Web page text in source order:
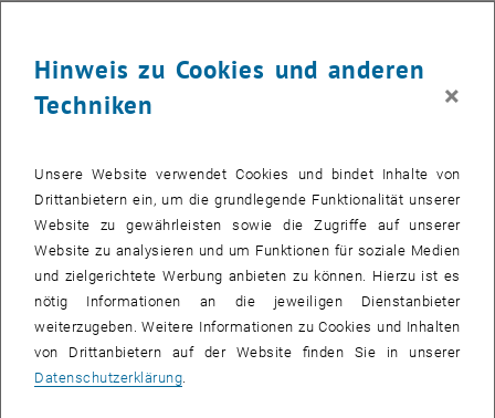
_blank>Mobilkom durchgeführten Qualitätsmessungen, geprüft und
Messverfahrens gegeben.
Das Messfahrzeug
Das Messgerät bzw. die Endgeräte sind über einen Koppler an einer
Hinweis zu Cookies und anderen
Techniken
×
Unsere Website verwendet Cookies und bindet Inhalte von
Drittanbietern ein, um die grundlegende Funktionalität unserer
Website zu gewährleisten sowie die Zugriffe auf unserer
Website zu analysieren und um Funktionen für soziale Medien
und zielgerichtete Werbung anbieten zu können. Hierzu ist es
nötig Informationen an die jeweiligen Dienstanbieter
weiterzugeben. Weitere Informationen zu Cookies und Inhalten
von Drittanbietern auf der Website finden Sie in unserer
Datenschutzerklärung